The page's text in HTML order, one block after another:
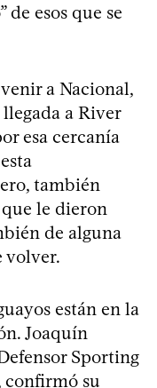
de esos que se
a Nacional,
a River
esa cercanía
también
le dieron
de alguna
volver.
están en la
Joaquín
Sporting
confirmó su